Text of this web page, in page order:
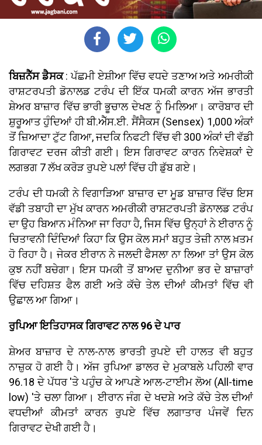
ਬਿਜ਼ਨੈੱਸ ਡੈਸਕ: ਪੱਛਮੀ ਏਸ਼ੀਆ ਵਿੱਚ ਵਧਦੇ ਤਣਾਅ ਅਤੇ ਅਮਰੀਕੀ
ਰਾਸ਼ਟਰਪਤੀ ਡੋਨਾਲਡ ਟਰੰਪ ਦੀ ਇੱਕ ਧਮਕੀ ਕਾਰਨ ਅੱਜ ਭਾਰਤੀ
ਸ਼ੇਅਰ ਬਾਜ਼ਾਰ ਵਿੱਚ ਭਾਰੀ ਭੂਚਾਲ ਦੇਖਣ ਨੂੰ ਮਿਲਿਆ। ਕਾਰੋਬਾਰ ਦੀ
ਸ਼ੁਰੂਆਤ ਹੁੰਦਿਆਂ ਹੀ ਬੀ.ਐੱਸ.ਈ. ਸੈਂਸੈਕਸ (Sensex) 1,000 ਅੰਕਾਂ
ਤੋਂ ਜ਼ਿਆਦਾ ਟੁੱਟ ਗਿਆ, ਜਦਕਿ ਨਿਫਟੀ ਵਿੱਚ ਵੀ 300 ਅੰਕਾਂ ਦੀ ਵੱਡੀ
ਗਿਰਾਵਟ ਦਰਜ ਕੀਤੀ ਗਈ। ਇਸ ਗਿਰਾਵਟ ਕਾਰਨ ਨਿਵੇਸ਼ਕਾਂ ਦੇ
ਲਗਭਗ 7 ਲੱਖ ਕਰੋੜ ਰੁਪਏ ਪਲਾਂ ਵਿੱਚ ਹੀ ਡੁੱਬ ਗਏ।
ਟਰੰਪ ਦੀ ਧਮਕੀ ਨੇ ਵਿਗਾੜਿਆ ਬਾਜ਼ਾਰ ਦਾ ਮੂਡ ਬਾਜ਼ਾਰ ਵਿੱਚ ਇਸ
ਵੱਡੀ ਤਬਾਹੀ ਦਾ ਮੁੱਖ ਕਾਰਨ ਅਮਰੀਕੀ ਰਾਸ਼ਟਰਪਤੀ ਡੋਨਾਲਡ ਟਰੰਪ
ਦਾ ਉਹ ਬਿਆਨ ਮੰਨਿਆ ਜਾ ਰਿਹਾ ਹੈ, ਜਿਸ ਵਿੱਚ ਉਨ੍ਹਾਂ ਨੇ ਈਰਾਨ ਨੂੰ
ਚਿਤਾਵਨੀ ਦਿੰਦਿਆਂ ਕਿਹਾ ਕਿ ਉਸ ਕੋਲ ਸਮਾਂ ਬਹੁਤ ਤੇਜ਼ੀ ਨਾਲ ਖ਼ਤਮ
ਹੋ ਰਿਹਾ ਹੈ। ਜੇਕਰ ਈਰਾਨ ਨੇ ਜਲਦੀ ਫੈਸਲਾ ਨਾ ਲਿਆ ਤਾਂ ਉਸ ਕੋਲ
ਕੁਝ ਨਹੀਂ ਬਚੇਗਾ। ਇਸ ਧਮਕੀ ਤੋਂ ਬਾਅਦ ਦੁਨੀਆ ਭਰ ਦੇ ਬਾਜ਼ਾਰਾਂ
ਵਿੱਚ ਦਹਿਸ਼ਤ ਫੈਲ ਗਈ ਅਤੇ ਕੱਚੇ ਤੇਲ ਦੀਆਂ ਕੀਮਤਾਂ ਵਿੱਚ ਵੀ
ਉਛਾਲ ਆ ਗਿਆ।
ਰੁਪਿਆ ਇਤਿਹਾਸਕ ਗਿਰਾਵਟ ਨਾਲ 96 ਦੇ ਪਾਰ
ਸ਼ੇਅਰ ਬਾਜ਼ਾਰ ਦੇ ਨਾਲ-ਨਾਲ ਭਾਰਤੀ ਰੁਪਏ ਦੀ ਹਾਲਤ ਵੀ ਬਹੁਤ
ਨਾਜ਼ੁਕ ਹੋ ਗਈ ਹੈ। ਅੱਜ ਰੁਪਿਆ ਡਾਲਰ ਦੇ ਮੁਕਾਬਲੇ ਪਹਿਲੀ ਵਾਰ
96.18 ਦੇ ਪੱਧਰ 'ਤੇ ਪਹੁੰਚ ਕੇ ਆਪਣੇ ਆਲ-ਟਾਈਮ ਲੋਅ (All-time
low) 'ਤੇ ਚਲਾ ਗਿਆ। ਈਰਾਨ ਜੰਗ ਦੇ ਖਦਸ਼ੇ ਅਤੇ ਕੱਚੇ ਤੇਲ ਦੀਆਂ
ਵਧਦੀਆਂ ਕੀਮਤਾਂ ਕਾਰਨ ਰੁਪਏ ਵਿੱਚ ਲਗਾਤਾਰ ਪੰਜਵੇਂ ਦਿਨ
ਗਿਰਾਵਟ ਦੇਖੀ ਗਈ ਹੈ।